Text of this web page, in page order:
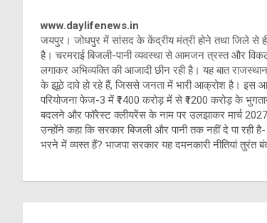
www.daylifenews.in
जयपुर। जोधपुर में सांसद के केंद्रीय मंत्री होने तथा जिले से
है। चरमराई बिजली-पानी व्यवस्था से आमजन त्रस्त और
लगाकर अभिव्यक्ति की आजादी छीन रही है। यह बात
के झूठे दावे हो रहे हैं, जिससे जनता में भारी आक्रोश है। इस
परियोजना फेज-3 में ₹1400 करोड़ में से ₹1200 करोड़ के
बदलने और फॉरेस्ट क्लीयरेंस के नाम पर उलझाकर मार्च
उन्होंने कहा कि सरकार बिजली और पानी तक नहीं दे पा रही
भरने में व्यस्त हैं? भाजपा सरकार यह दमनकारी नीतियां तुरंत